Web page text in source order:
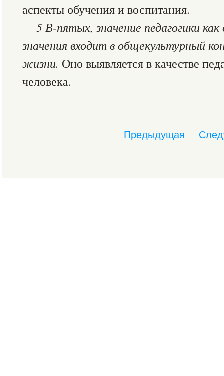
аспекты обучения и воспитания.
5 В-пятых, значение педагогики
значения входит в общекультурный
жизни. Оно выявляется в качестве
человека.
Предыдущая